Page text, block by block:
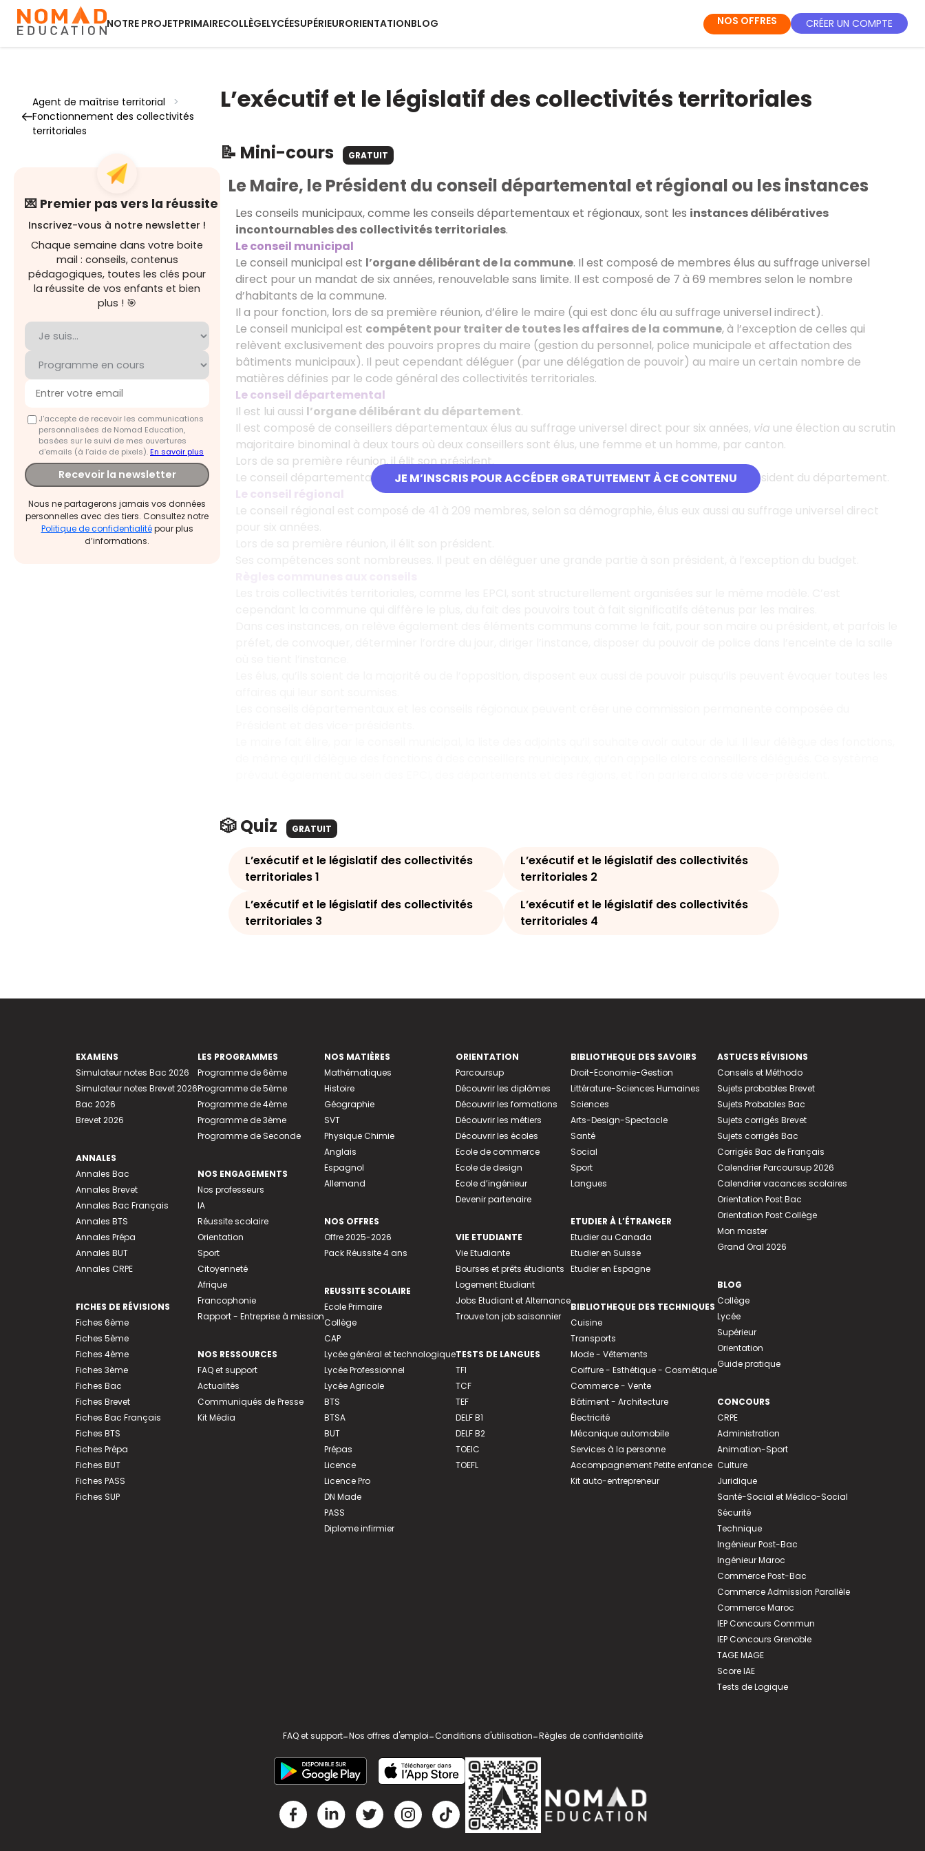
NOTRE PROJETPRIMAIRECOLLÈGELYCÉESUPÉRIEURORIENTATIONBLOG NOS OFFRES CRÉER UN COMPTE
Agent de maîtrise territorial
>
Fonctionnement des collectivités
territoriales
💌 Premier pas vers la réussite
Inscrivez-vous à notre newsletter !
Chaque semaine dans votre boite
mail : conseils, contenus
pédagogiques, toutes les clés pour
la réussite de vos enfants et bien
plus ! 🎯
J'accepte de recevoir les communications
personnalisées de Nomad Education,
basées sur le suivi de mes ouvertures
d'emails (à l’aide de pixels).En savoir plus
Recevoir la newsletter
Nous ne partagerons jamais vos données
personnelles avec des tiers. Consultez notre
Politique de confidentialitépour plus
d’informations.
L’exécutif et le législatif des collectivités territoriales
📝 Mini-cours GRATUIT
JE M’INSCRIS POUR ACCÉDER GRATUITEMENT À CE CONTENU
Le Maire, le Président du conseil départemental et régional ou les instances
Les conseils municipaux, comme les conseils départementaux et régionaux, sont les instances délibératives
incontournables des collectivités territoriales.
Le conseil municipal
Le conseil municipal est l’organe délibérant de la commune. Il est composé de membres élus au suffrage universel
direct pour un mandat de six années, renouvelable sans limite. Il est composé de 7 à 69 membres selon le nombre
d’habitants de la commune.
Il a pour fonction, lors de sa première réunion, d’élire le maire (qui est donc élu au suffrage universel indirect).
Le conseil municipal est compétent pour traiter de toutes les affaires de la commune, à l’exception de celles qui
relèvent exclusivement des pouvoirs propres du maire (gestion du personnel, police municipale et affectation des
bâtiments municipaux). Il peut cependant déléguer (par une délégation de pouvoir) au maire un certain nombre de
matières définies par le code général des collectivités territoriales.
Le conseil départemental
Il est lui aussi l’organe délibérant du département.
Il est composé de conseillers départementaux élus au suffrage universel direct pour six années, via une élection au scrutin
majoritaire binominal à deux tours où deux conseillers sont élus, une femme et un homme, par canton.
Lors de sa première réunion, il élit son président.
Le conseil départemental est compétent pour l’adoption du budget, qu’il ne peut déléguer au Président du département.
Le conseil régional
Le conseil régional est composé de 41 à 209 membres, selon sa démographie, élus eux aussi au suffrage universel direct
pour six années.
🎲 Quiz GRATUIT
L’exécutif et le législatif des collectivités
territoriales 1
L’exécutif et le législatif des collectivités
territoriales 2
L’exécutif et le législatif des collectivités
territoriales 3
L’exécutif et le législatif des collectivités
territoriales 4
EXAMENS
Simulateur notes Bac 2026
Simulateur notes Brevet 2026
Bac 2026
Brevet 2026
ANNALES
Annales Bac
Annales Brevet
Annales Bac Français
Annales BTS
Annales Prépa
Annales BUT
Annales CRPE
FICHES DE RÉVISIONS
Fiches 6ème
Fiches 5ème
Fiches 4ème
Fiches 3ème
Fiches Bac
Fiches Brevet
Fiches Bac Français
Fiches BTS
Fiches Prépa
Fiches BUT
Fiches PASS
Fiches SUP
LES PROGRAMMES
Programme de 6ème
Programme de 5ème
Programme de 4ème
Programme de 3ème
Programme de Seconde
NOS ENGAGEMENTS
Nos professeurs
IA
Réussite scolaire
Orientation
Sport
Citoyenneté
Afrique
Francophonie
Rapport - Entreprise à mission
NOS RESSOURCES
FAQ et support
Actualités
Communiqués de Presse
Kit Média
NOS MATIÈRES
Mathématiques
Histoire
Géographie
SVT
Physique Chimie
Anglais
Espagnol
Allemand
NOS OFFRES
Offre 2025-2026
Pack Réussite 4 ans
REUSSITE SCOLAIRE
Ecole Primaire
Collège
CAP
Lycée général et technologique
Lycée Professionnel
Lycée Agricole
BTS
BTSA
BUT
Prépas
Licence
Licence Pro
DN Made
PASS
Diplome infirmier
ORIENTATION
Parcoursup
Découvrir les diplômes
Découvrir les formations
Découvrir les métiers
Découvrir les écoles
Ecole de commerce
Ecole de design
Ecole d’ingénieur
Devenir partenaire
VIE ETUDIANTE
Vie Etudiante
Bourses et prêts étudiants
Logement Etudiant
Jobs Etudiant et Alternance
Trouve ton job saisonnier
TESTS DE LANGUES
TFI
TCF
TEF
DELF B1
DELF B2
TOEIC
TOEFL
BIBLIOTHEQUE DES SAVOIRS
Droit-Economie-Gestion
Littérature-Sciences Humaines
Sciences
Arts-Design-Spectacle
Santé
Social
Sport
Langues
ETUDIER À L’ÉTRANGER
Etudier au Canada
Etudier en Suisse
Etudier en Espagne
BIBLIOTHEQUE DES TECHNIQUES
Cuisine
Transports
Mode - Vêtements
Coiffure - Esthétique - Cosmétique
Commerce - Vente
Bâtiment - Architecture
Électricité
Mécanique automobile
Services à la personne
Accompagnement Petite enfance
Kit auto-entrepreneur
ASTUCES RÉVISIONS
Conseils et Méthodo
Sujets probables Brevet
Sujets Probables Bac
Sujets corrigés Brevet
Sujets corrigés Bac
Corrigés Bac de Français
Calendrier Parcoursup 2026
Calendrier vacances scolaires
Orientation Post Bac
Orientation Post Collège
Mon master
Grand Oral 2026
BLOG
Collège
Lycée
Supérieur
Orientation
Guide pratique
CONCOURS
CRPE
Administration
Animation-Sport
Culture
Juridique
Santé-Social et Médico-Social
Sécurité
Technique
Ingénieur Post-Bac
Ingénieur Maroc
Commerce Post-Bac
Commerce Admission Parallèle
Commerce Maroc
IEP Concours Commun
IEP Concours Grenoble
TAGE MAGE
Score IAE
Tests de Logique
FAQ et support-Nos offres d'emploi-Conditions d'utilisation-Règles de confidentialité